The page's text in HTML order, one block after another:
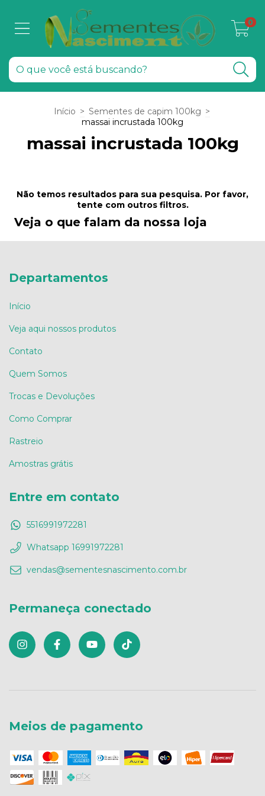
0
Início > Sementes de capim 100kg >
massai incrustada 100kg
massai incrustada 100kg
Não temos resultados para sua pesquisa. Por favor,
tente com outros filtros.
Veja o que falam da nossa loja
Departamentos
Início
Veja aqui nossos produtos
Contato
Quem Somos
Trocas e Devoluções
Como Comprar
Rastreio
Amostras grátis
Entre em contato
5516991972281
Whatsapp 16991972281
vendas@sementesnascimento.com.br
Permaneça conectado
Meios de pagamento